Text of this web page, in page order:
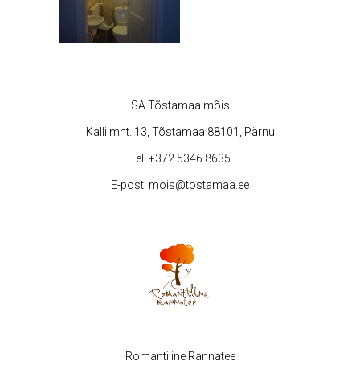
SA Tõstamaa mõis
Kalli mnt. 13, Tõstamaa 88101, Pärnu
Tel: +372 5346 8635
E-post: mois@tostamaa.ee
Romantiline Rannatee